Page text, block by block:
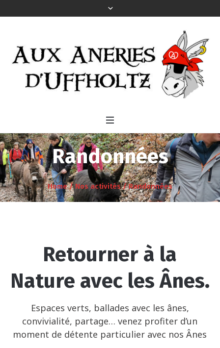
Randonnées
Home /Nos activités /Randonnées
Retourner à la
Nature avec les Ânes.
Espaces verts, ballades avec les ânes,
convivialité, partage… venez profiter d’un
moment de détente particulier avec nos Ânes